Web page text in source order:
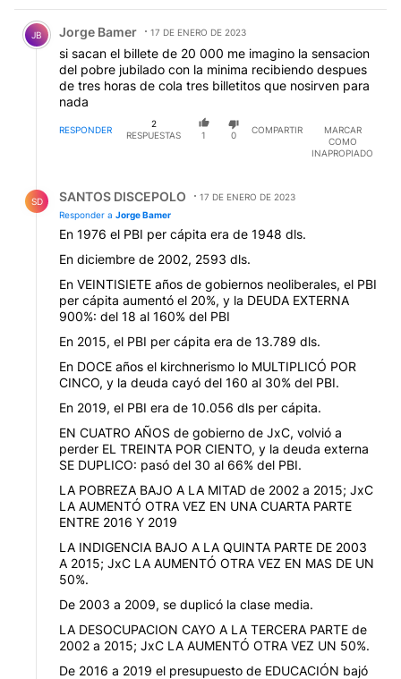
Comentario de Jorge Bamer.
JB Jorge Bamer 17 DE ENERO DE 2023
si sacan el billete de 20 000 me imagino la sensacion
del pobre jubilado con la minima recibiendo despues
de tres horas de cola tres billetitos que nosirven para
nada
RESPONDER
2
RESPUESTAS
1 0
COMPARTIR
MARCAR
COMO
INAPROPIADO
SD SANTOS DISCEPOLO
17 DE ENERO DE 2023
Responder a Jorge Bamer
En 1976 el PBI per cápita era de 1948 dls.
En diciembre de 2002, 2593 dls.
En VEINTISIETE años de gobiernos neoliberales, el PBI
per cápita aumentó el 20%, y la DEUDA EXTERNA
900%: del 18 al 160% del PBI
En 2015, el PBI per cápita era de 13.789 dls.
En DOCE años el kirchnerismo lo MULTIPLICÓ POR
CINCO, y la deuda cayó del 160 al 30% del PBI.
En 2019, el PBI era de 10.056 dls per cápita.
EN CUATRO AÑOS de gobierno de JxC, volvió a
perder EL TREINTA POR CIENTO, y la deuda externa
SE DUPLICO: pasó del 30 al 66% del PBI.
LA POBREZA BAJO A LA MITAD de 2002 a 2015; JxC
LA AUMENTÓ OTRA VEZ EN UNA CUARTA PARTE
ENTRE 2016 Y 2019
LA INDIGENCIA BAJO A LA QUINTA PARTE DE 2003
A 2015; JxC LA AUMENTÓ OTRA VEZ EN MAS DE UN
50%.
De 2003 a 2009, se duplicó la clase media.
LA DESOCUPACION CAYO A LA TERCERA PARTE de
2002 a 2015; JxC LA AUMENTÓ OTRA VEZ UN 50%.
De 2016 a 2019 el presupuesto de EDUCACIÓN bajó